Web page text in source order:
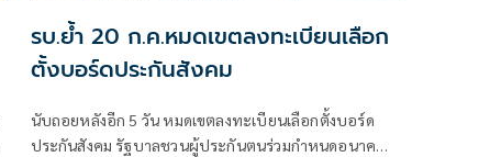
รบ.ย้ำ 20 ก.ค.หมดเขตลงทะเบียนเลือก
ตั้งบอร์ดประกันสังคม
นับถอยหลังอีก 5 วัน หมดเขตลงทะเบียนเลือกตั้งบอร์ด
ประกันสังคม รัฐบาลชวนผู้ประกันตนร่วมกำหนดอนาคต